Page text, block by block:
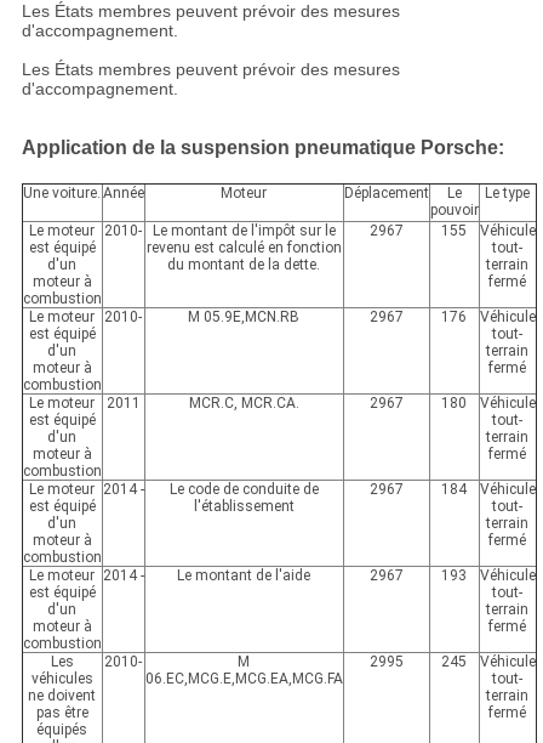
Les États membres peuvent prévoir des mesures
d'accompagnement.
Les États membres peuvent prévoir des mesures
d'accompagnement.
Application de la suspension pneumatique Porsche:
Une voiture. Année Moteur Déplacement
Le
pouvoir
Le type
Le moteur
est équipé
d'un
moteur à
combustion
2010-
Le montant de l'impôt sur le
revenu est calculé en fonction
du montant de la dette.
2967 155
Véhicule
tout-
terrain
fermé
Le moteur
est équipé
d'un
moteur à
combustion
2010- M 05.9E,MCN.RB 2967 176
Véhicule
tout-
terrain
fermé
Le moteur
est équipé
d'un
moteur à
combustion
2011 MCR.C, MCR.CA. 2967 180
Véhicule
tout-
terrain
fermé
Le moteur
est équipé
d'un
moteur à
combustion
2014 -
Le code de conduite de
l'établissement
2967 184
Véhicule
tout-
terrain
fermé
Le moteur
est équipé
d'un
moteur à
combustion
2014 - Le montant de l'aide 2967 193
Véhicule
tout-
terrain
fermé
Les
véhicules
ne doivent
pas être
équipés
2010-
M
06.EC,MCG.E,MCG.EA,MCG.FA
2995 245
Véhicule
tout-
terrain
fermé